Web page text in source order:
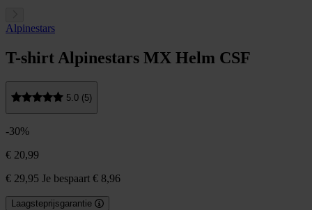
Alpinestars
T-shirt Alpinestars MX Helm CSF
5.0 (5)
-30%
€ 20,99
€ 29,95 Je bespaart € 8,96
Laagsteprijsgarantie